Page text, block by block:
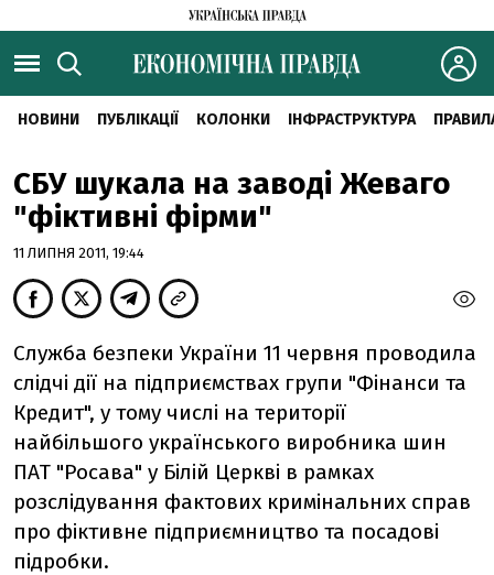
НОВИНИ ПУБЛІКАЦІЇ КОЛОНКИ ІНФРАСТРУКТУРА
СБУ шукала на заводі Жеваго
"фіктивні фірми"
11 ЛИПНЯ 2011, 19:44
Служба безпеки України 11 червня проводила
слідчі дії на підприємствах групи "Фінанси та
Кредит", у тому числі на території
найбільшого українського виробника шин
ПАТ "Росава" у Білій Церкві в рамках
розслідування фактових кримінальних справ
про фіктивне підприємництво та посадові
підробки.